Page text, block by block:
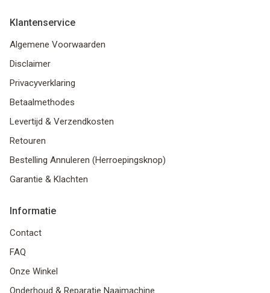
Klantenservice
Algemene Voorwaarden
Disclaimer
Privacyverklaring
Betaalmethodes
Levertijd & Verzendkosten
Retouren
Bestelling Annuleren (Herroepingsknop)
Garantie & Klachten
Informatie
Contact
FAQ
Onze Winkel
Onderhoud & Reparatie Naaimachine